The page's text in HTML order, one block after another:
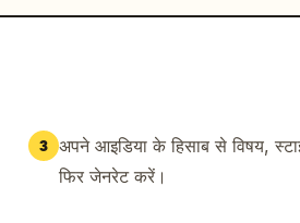
3 अपने आइडिया के हिसाब से विषय,
फिर जेनरेट करें।